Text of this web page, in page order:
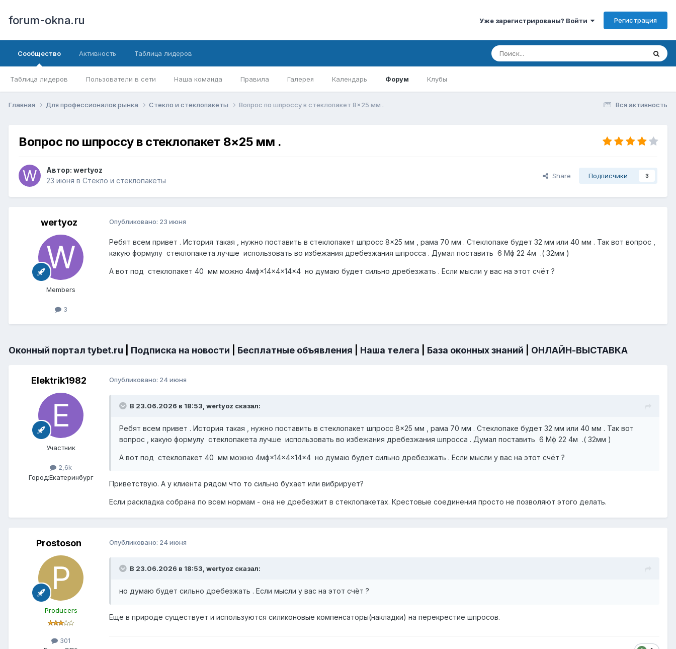
forum-okna.ru Уже зарегистрированы? Войти Регистрация
Сообщество
Таблица лидеров Пользователи в сети Наша команда Правила Галерея Календарь Форум Клубы
Активность Таблица лидеров
Вся активность
Главная Для профессионалов рынка Стекло и стеклопакеты Вопрос по шпроссу в стеклопакет 8×25 мм .
Вопрос по шпроссу в стеклопакет 8×25 мм .
Автор: wertyoz
23 июня в Стекло и стеклопакеты
Share Подписчики 3
wertyoz
Members
3
Опубликовано: 23 июня
Ребят всем привет . История такая , нужно поставить в стеклопакет шпросс 8×25 мм , рама 70 мм . Стеклопаке будет 32 мм или 40 мм . Так вот вопрос ,
какую формулу стеклопакета лучше использовать во избежания дребезжания шпросса . Думал поставить 6 Мф 22 4м .( 32мм )
А вот под стеклопакет 40 мм можно 4мф×14×4×14×4 но думаю будет сильно дребезжать . Если мысли у вас на этот счёт ?
Оконный портал tybet.ru Подписка на новости Бесплатные объявления Наша телега База оконных знаний ОНЛАЙН-ВЫСТАВКА
Elektrik1982
Участник
2,6k
Город:Екатеринбург
Опубликовано: 24 июня
В 23.06.2026 в 18:53, wertyoz сказал:
Ребят всем привет . История такая , нужно поставить в стеклопакет шпросс 8×25 мм , рама 70 мм . Стеклопаке будет 32 мм или 40 мм . Так вот
вопрос , какую формулу стеклопакета лучше использовать во избежания дребезжания шпросса . Думал поставить 6 Мф 22 4м .( 32мм )
А вот под стеклопакет 40 мм можно 4мф×14×4×14×4 но думаю будет сильно дребезжать . Если мысли у вас на этот счёт ?
Приветствую. А у клиента рядом что то сильно бухает или вибрирует?
Если раскладка собрана по всем нормам - она не дребезжит в стеклопакетах. Крестовые соединения просто не позволяют этого делать.
Prostoson
Producers
301
Опубликовано: 24 июня
В 23.06.2026 в 18:53, wertyoz сказал:
но думаю будет сильно дребезжать . Если мысли у вас на этот счёт ?
Еще в природе существует и используются силиконовые компенсаторы(накладки) на перекрестие шпросов.